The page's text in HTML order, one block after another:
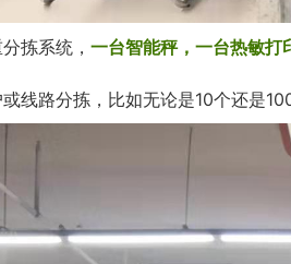
拣系统， 一台智能秤，一台热敏打
线路分拣，比如无论是10个还是